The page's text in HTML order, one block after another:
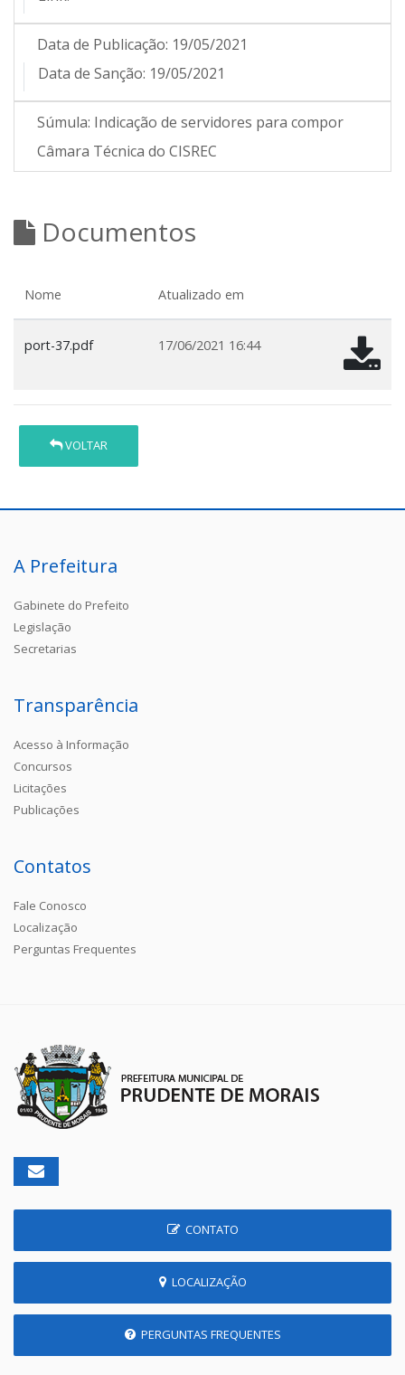
Data de Publicação: 19/05/2021
Data de Sanção: 19/05/2021
Súmula: Indicação de servidores para compor
Câmara Técnica do CISREC
Documentos
Nome Atualizado em
port-37.pdf 17/06/2021 16:44
VOLTAR
A Prefeitura
Gabinete do Prefeito
Legislação
Secretarias
Transparência
Acesso à Informação
Concursos
Licitações
Publicações
Contatos
Fale Conosco
Localização
Perguntas Frequentes
CONTATO
LOCALIZAÇÃO
PERGUNTAS FREQUENTES